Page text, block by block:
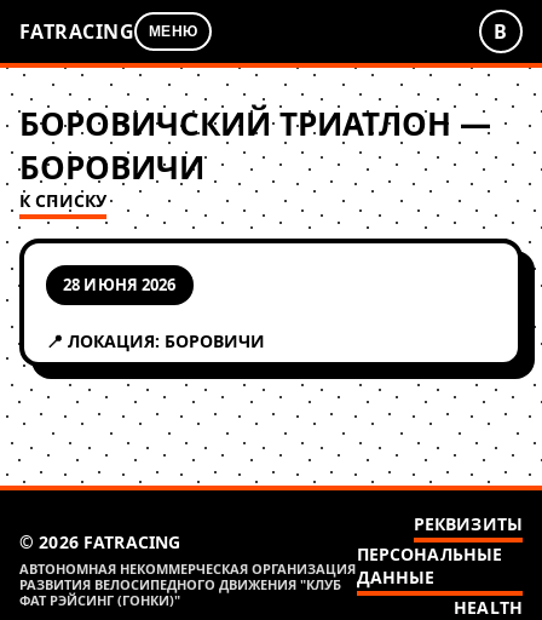
FATRACING МЕНЮ В
БОРОВИЧСКИЙ ТРИАТЛОН —
БОРОВИЧИ
К СПИСКУ
28 ИЮНЯ 2026
📍 ЛОКАЦИЯ: БОРОВИЧИ
© 2026 FATRACING
АВТОНОМНАЯ НЕКОММЕРЧЕСКАЯ ОРГАНИЗАЦИЯ
РАЗВИТИЯ ВЕЛОСИПЕДНОГО ДВИЖЕНИЯ "КЛУБ
ФАТ РЭЙСИНГ (ГОНКИ)"
РЕКВИЗИТЫ
ПЕРСОНАЛЬНЫЕ
ДАННЫЕ
HEALTH